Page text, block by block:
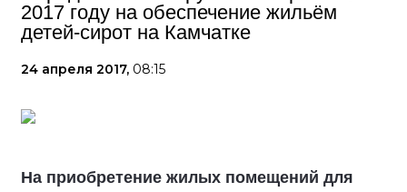
2017 году на обеспечение жильём
детей-сирот на Камчатке
24 апреля 2017, 08:15
На приобретение жилых помещений для